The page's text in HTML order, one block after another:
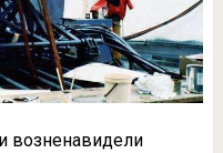
возненавидели